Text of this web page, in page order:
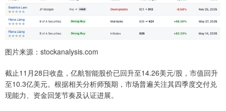
图片来源：stockanalysis.com
截止11月28日收盘，亿航智能股价已回升至14.26美元/股，市值回升
至10.3亿美元。根据相关分析师预期，市场普遍关注其四季度交付兑
现能力、资金回笼节奏及认证进展。